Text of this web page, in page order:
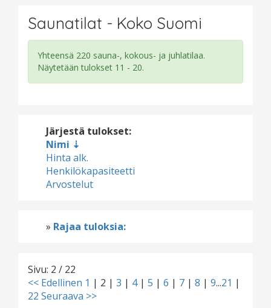
Saunatilat - Koko Suomi
Yhteensä 220 sauna-, kokous- ja juhlatilaa.
Näytetään tulokset 11 - 20.
Järjestä tulokset:
Nimi
Hinta alk.
Henkilökapasiteetti
Arvostelut
» Rajaa tuloksia:
Sivu: 2 / 22
<< Edellinen 1 | 2 | 3 | 4| 5 | 6 | 7 | 8 | 9...21 |
22 Seuraava >>